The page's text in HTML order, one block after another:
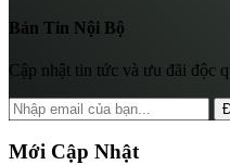
Bản Tin Nội Bộ
Cập nhật tin tức và ưu đãi độc
Mới Cập Nhật